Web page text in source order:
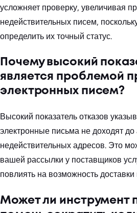
усложняет проверку, увеличивая
недействительных писем,
определить их точный статус.
Почему высокий
является проблемой
электронных писем?
Высокий показатель отказов
электронные письма не доходят до
недействительных адресов. Это
вашей рассылки у поставщиков
повлиять на возможность
Может ли инструмент